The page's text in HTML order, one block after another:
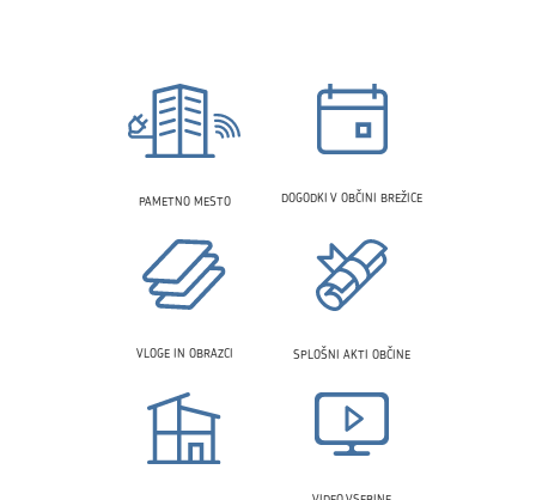
PAMETNO MESTO DOGODKI V OBČINI BREŽICE
VLOGE IN OBRAZCI SPLOŠNI AKTI OBČINE